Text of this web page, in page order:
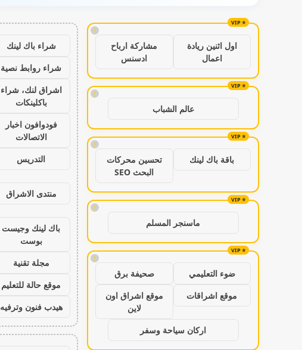
!
اول اثنين ريادة
اعمال
مشاركة ارباح
ادسنس
!
عالم الشباب
!
باقة باك لينك
تحسين محركات
البحث SEO
!
ماسنجر المسلم
!
ضوء التعليمي
صحيفة برق
موقع اشراقات
موقع اشراق اون
لاين
اركان سياحة وسفر
شراء باك لينك
شراء روابط نصية
اشراق لنك، شراء
باكلينكات
فودوافون اخبار
الاتصالات
التدريس
منتدى الاشراق
باك لينك وجيست
بوست
مجلة تقنية
موقع حالة للتعليم
هيدب فنون وترفيه